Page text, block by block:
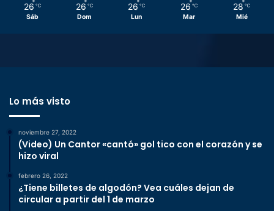
26 ℃
Sáb
26 ℃
Dom
26 ℃
Lun
26 ℃
Mar
28 ℃
Mié
Lo más visto
noviembre 27, 2022
(Video) Un Cantor «cantó» gol tico con el corazón y se
hizo viral
febrero 26, 2022
¿Tiene billetes de algodón? Vea cuáles dejan de
circular a partir del 1 de marzo